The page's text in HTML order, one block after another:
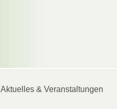
Aktuelles & Veranstaltungen